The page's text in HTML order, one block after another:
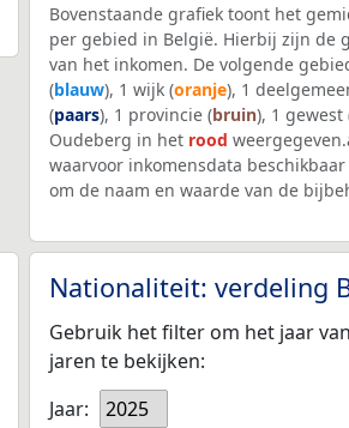
Bovenstaande grafiek toont het
per gebied in België. Hierbij zijn de
van het inkomen. De volgende
(blauw), 1 wijk (oranje), 1
(paars), 1 provincie (bruin), 1 gewest
Oudeberg in het rood
waarvoor inkomensdata
om de naam en waarde van de
Nationaliteit: verdeling
Gebruik het filter om het jaar
jaren te bekijken:
Jaar:
2025